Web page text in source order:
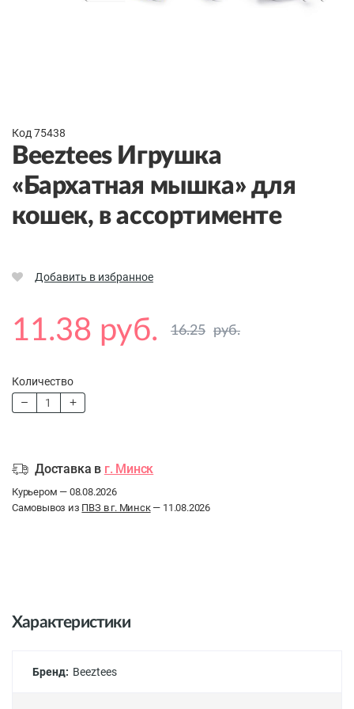
Код 75438
Beeztees Игрушка
«Бархатная мышка» для
кошек, в ассортименте
Добавить в избранное
11.38 руб. 16.25 руб.
Количество
Доставка в г. Минск
Курьером — 08.08.2026
Самовывоз из ПВЗ в г. Минск— 11.08.2026
Характеристики
Бренд: Beeztees